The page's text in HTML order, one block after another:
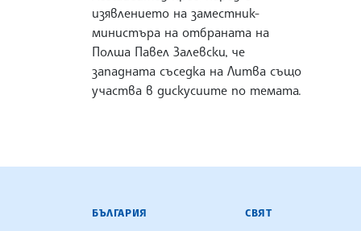
изявлението на заместник-
министъра на отбраната на
Полша Павел Залевски, че
западната съседка на Литва също
участва в дискусиите по темата.
БЪЛГАРСКА ТЕЛЕГРАФНА
БЪЛГАРИЯ СВЯТ